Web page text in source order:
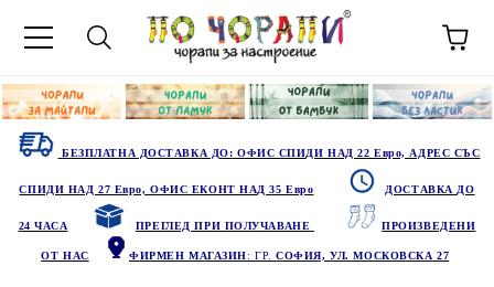
БЕЗПЛАТНА ДОСТАВКА ДО: ОФИС СПИДИ НАД 22 Евро, АДРЕС СЪС
СПИДИ НАД 27 Евро, ОФИС ЕКОНТ НАД 35 Евро ДОСТАВКА ДО
24 ЧАСА ПРЕГЛЕД ПРИ ПОЛУЧАВАНЕ ПРОИЗВЕДЕНИ
ОТ НАС ФИРМЕН МАГАЗИН: ГР.СОФИЯ, УЛ. МОСКОВСКА 27